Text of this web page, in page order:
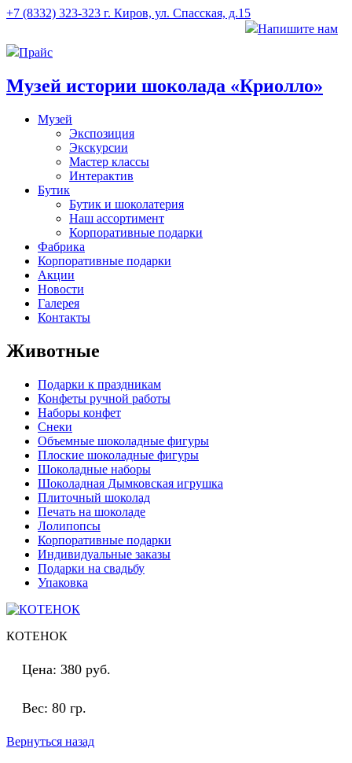
+7 (8332) 323-323 г. Киров, ул. Спасская, д.15
Напишите нам
Прайс
Музей истории шоколада «Криолло»
Музей
Экспозиция
Экскурсии
Мастер классы
Интерактив
Бутик
Бутик и шоколатерия
Наш ассортимент
Корпоративные подарки
Фабрика
Корпоративные подарки
Акции
Новости
Галерея
Контакты
Животные
Подарки к праздникам
Конфеты ручной работы
Наборы конфет
Снеки
Объемные шоколадные фигуры
Плоские шоколадные фигуры
Шоколадные наборы
Шоколадная Дымковская игрушка
Плиточный шоколад
Печать на шоколаде
Лолипопсы
Корпоративные подарки
Индивидуальные заказы
Подарки на свадьбу
Упаковка
КОТЕНОК
Цена: 380 руб.
Вес: 80 гр.
Вернуться назад